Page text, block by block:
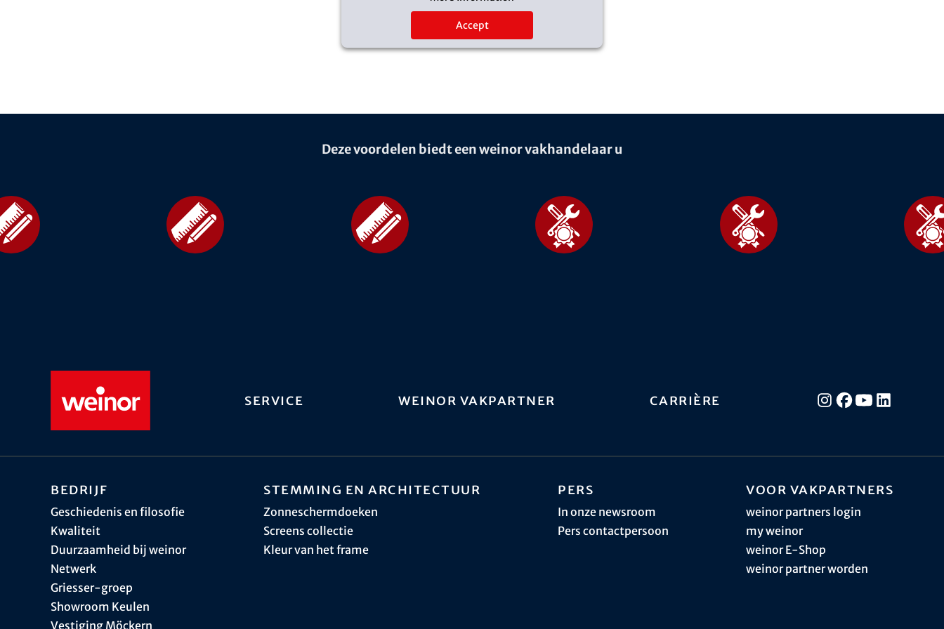
Accept
Deze voordelen biedt een weinor vakhandelaar u
Service weinor vakpartner Carrière
Bedrijf
Geschiedenis en filosofie
Kwaliteit
Duurzaamheid bij weinor
Netwerk
Griesser-groep
Showroom Keulen
Vestiging Möckern
Stemming en architectuur
Zonneschermdoeken
Screens collectie
Kleur van het frame
Pers
In onze newsroom
Pers contactpersoon
Voor vakpartners
weinor partners login
my weinor
weinor E-Shop
weinor partner worden